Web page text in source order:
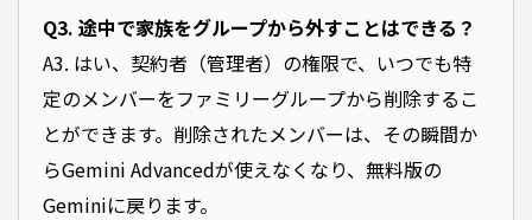
Q3. 途中で家族をグループから外すことはできる？
A3. はい、契約者（管理者）の権限で、いつでも特
定のメンバーをファミリーグループから削除するこ
とができます。削除されたメンバーは、その瞬間か
らGemini Advancedが使えなくなり、無料版の
Geminiに戻ります。